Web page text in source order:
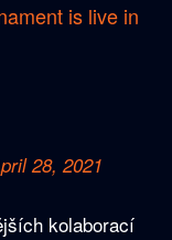
is live in
28, 2021
kolaborací